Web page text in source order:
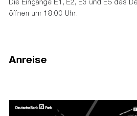
öffnen um 18:00 Uhr.
Anreise